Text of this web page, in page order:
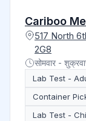
Cariboo
517 North
2G8
सोमवार -
Lab Test -
Container
Lab Test -